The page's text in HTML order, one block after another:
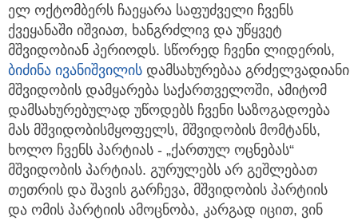
ელ ოქტომბერს ჩაეყარა საფუძველი ჩვენს
ქვეყანაში იშვიათ, ხანგრძლივ და უწყვეტ
მშვიდობიან პერიოდს. სწორედ ჩვენი ლიდერის,
ბიძინა ივანიშვილის დამსახურებაა გრძელვადიანი
მშვიდობის დამყარება საქართველოში, ამიტომ
დამსახურებულად უწოდებს ჩვენი საზოგადოება
მას მშვიდობისმყოფელს, მშვიდობის მომტანს,
ხოლო ჩვენს პარტიას - „ქართულ ოცნებას“
მშვიდობის პარტიას. გურულებს არ გეშლებათ
თეთრის და შავის გარჩევა, მშვიდობის პარტიის
და ომის პარტიის ამოცნობა, კარგად იცით, ვინ